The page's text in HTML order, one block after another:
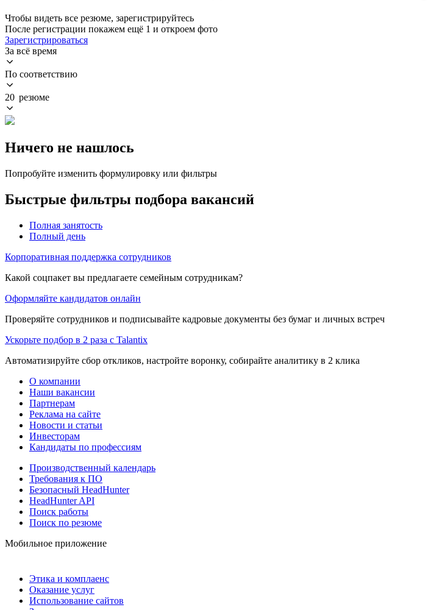
Чтобы видеть все резюме, зарегистрируйтесь
После регистрации покажем ещё 1 и откроем фото
Зарегистрироваться
За всё время
По соответствию
20 резюме
Ничего не нашлось
Попробуйте изменить формулировку или фильтры
Быстрые фильтры подбора вакансий
Полная занятость
Полный день
Корпоративная поддержка сотрудников
Какой соцпакет вы предлагаете семейным сотрудникам?
Оформляйте кандидатов онлайн
Проверяйте сотрудников и подписывайте кадровые документы без бумаг и личных встреч
Ускорьте подбор в 2 раза с Talantix
Автоматизируйте сбор откликов, настройте воронку, собирайте аналитику в 2 клика
О компании
Наши вакансии
Партнерам
Реклама на сайте
Новости и статьи
Инвесторам
Кандидаты по профессиям
Производственный календарь
Требования к ПО
Безопасный HeadHunter
HeadHunter API
Поиск работы
Поиск по резюме
Мобильное приложение
Этика и комплаенс
Оказание услуг
Использование сайтов